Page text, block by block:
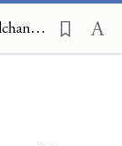
Haggahot Imrei Barukh on Shulchan Arukh, Choshen Mishpat, Klalei Tefisa